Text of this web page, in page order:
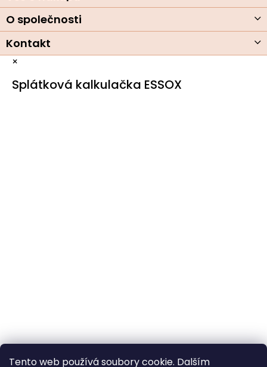
Tento web používá soubory cookie. Dalším
O společnosti
Kontakt
×
Splátková kalkulačka ESSOX